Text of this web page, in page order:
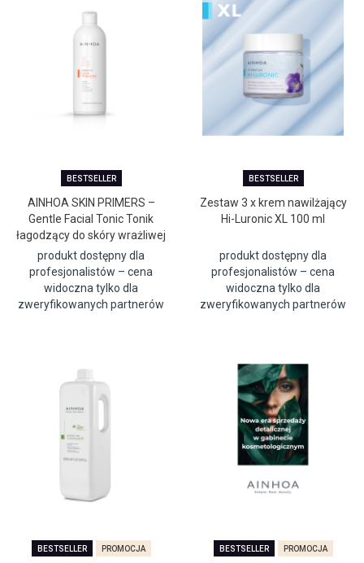
BESTSELLER
AINHOA SKIN PRIMERS –
Gentle Facial Tonic Tonik
łagodzący do skóry wrażliwej
(350 ml)
produkt dostępny dla
profesjonalistów – cena
widoczna tylko dla
zweryfikowanych partnerów
BESTSELLER
Zestaw 3 x krem nawilżający
Hi-Luronic XL 100 ml
produkt dostępny dla
profesjonalistów – cena
widoczna tylko dla
zweryfikowanych partnerów
BESTSELLER PROMOCJA BESTSELLER PROMOCJA